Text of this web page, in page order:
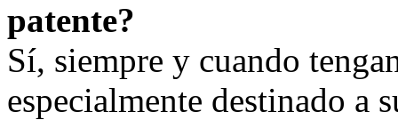
patente?
Sí, siempre y cuando
especialmente destinado a